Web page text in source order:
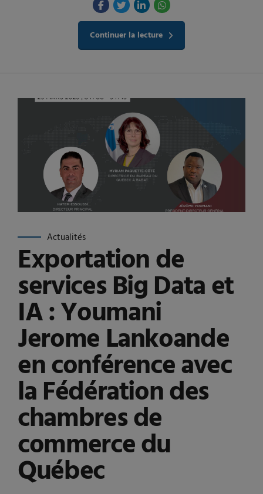
Continuer la lecture
Actualités
Exportation de
services Big Data et
IA : Youmani
Jerome Lankoande
en conférence avec
la Fédération des
chambres de
commerce du
Québec